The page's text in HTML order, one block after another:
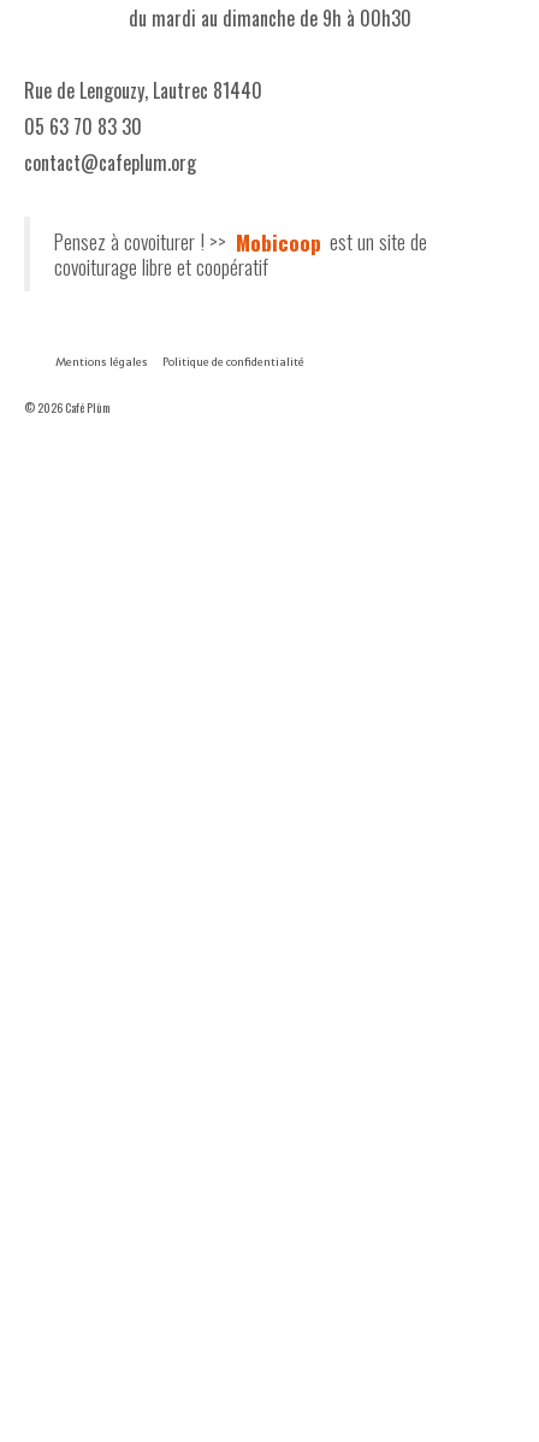
du mardi au dimanche de 9h à 00h30
Rue de Lengouzy, Lautrec 81440
05 63 70 83 30
contact@cafeplum.org
Pensez à covoiturer ! >> Mobicoop est un site de
covoiturage libre et coopératif
Mentions légales Politique de confidentialité
© 2026 Café Plùm